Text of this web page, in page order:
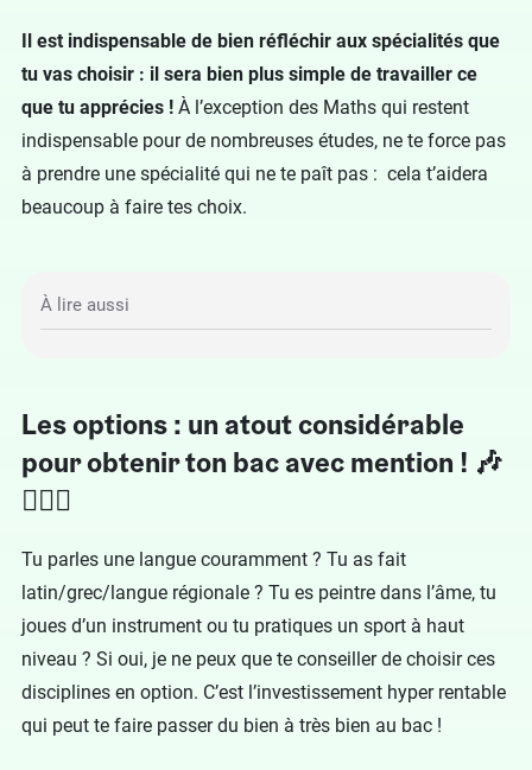
Il est indispensable de bien réfléchir aux spécialités que
tu vas choisir : il sera bien plus simple de travailler ce
que tu apprécies ! À l’exception des Maths qui restent
indispensable pour de nombreuses études, ne te force pas
à prendre une spécialité qui ne te paît pas : cela t’aidera
beaucoup à faire tes choix.
À lire aussi
Les options : un atout considérable
pour obtenir ton bac avec mention ! 🎶
🏊🏻‍♂️
Tu parles une langue couramment ? Tu as fait
latin/grec/langue régionale ? Tu es peintre dans l’âme, tu
joues d’un instrument ou tu pratiques un sport à haut
niveau ? Si oui, je ne peux que te conseiller de choisir ces
disciplines en option. C’est l’investissement hyper rentable
qui peut te faire passer du bien à très bien au bac !